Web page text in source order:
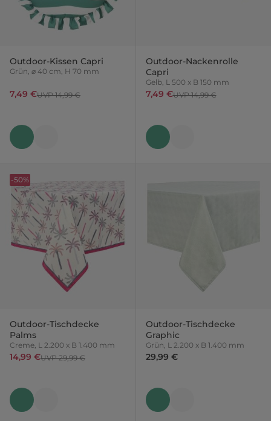
Outdoor-Kissen Capri
Grün, ⌀ 40 cm, H 70 mm
7,49 €UVP 14,99 €
Outdoor-Nackenrolle
Capri
Gelb, L 500 x B 150 mm
7,49 €UVP 14,99 €
Outdoor-Tischdecke
Palms
Creme, L 2.200 x B 1.400 mm
14,99 €UVP 29,99 €
-50%
Outdoor-Tischdecke
Graphic
Grün, L 2.200 x B 1.400 mm
29,99 €